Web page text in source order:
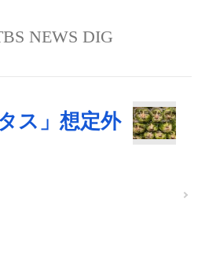
NEWS DIG
ス」想定外